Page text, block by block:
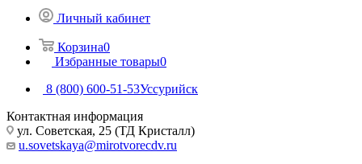
Личный кабинет
Корзина0
Избранные товары0
8 (800) 600-51-53Уссурийск
Контактная информация
ул. Советская, 25 (ТД Кристалл)
u.sovetskaya@mirotvorecdv.ru